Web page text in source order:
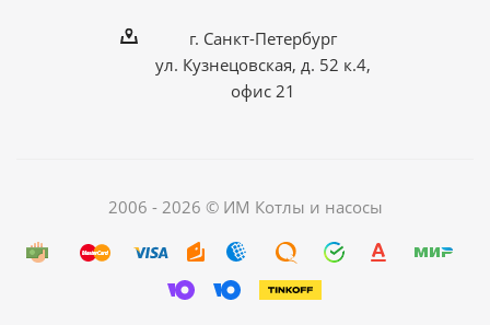
г. Санкт-Петербург
ул. Кузнецовская, д. 52 к.4,
офис 21
2006 - 2026 © ИМ Котлы и насосы